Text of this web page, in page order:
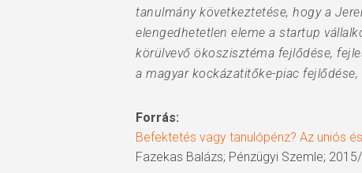
tanulmány következtetése, hogy a
elengedhetetlen eleme a startup
körülvevő ökoszisztéma fejlődése,
a magyar kockázatitőke-piac fejlődése,
Forrás:
Befektetés vagy tanulópénz? Az uniós
Fazekas Balázs; Pénzügyi Szemle;